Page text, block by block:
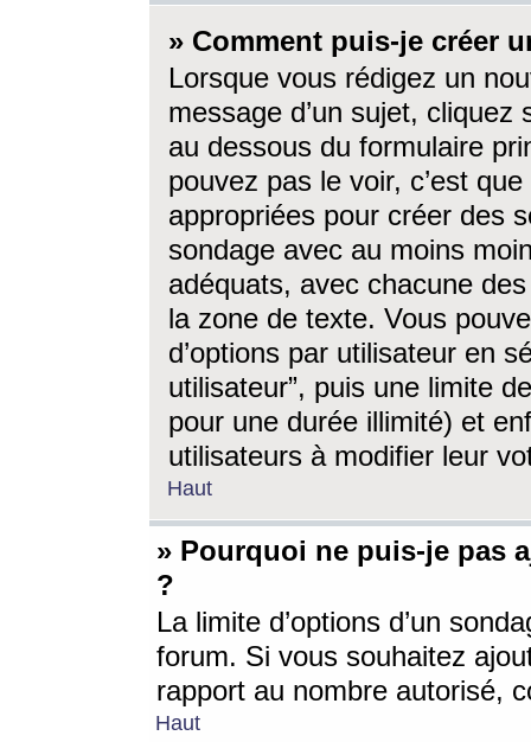
» Comment puis-je créer
Lorsque vous rédigez un
message d’un sujet, cliquez
au dessous du formulaire
pouvez pas le voir, c’est
appropriées pour créer des
sondage avec au moins
adéquats, avec chacune
la zone de texte. Vous
d’options par utilisateur en
utilisateur”, puis une limite
pour une durée illimité) et
utilisateurs à modifier leur
Haut
» Pourquoi ne puis-je pas
?
La limite d’options d’un
forum. Si vous souhaitez
rapport au nombre autorisé,
Haut